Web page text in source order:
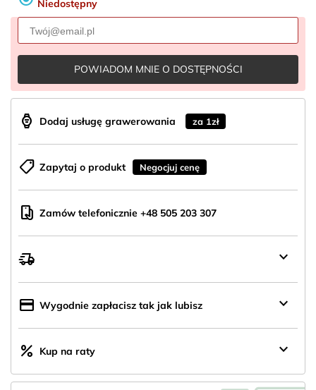
Niedostępny
POWIADOM MNIE O DOSTĘPNOŚCI
aod_watch Dodaj usługę grawerowania za 1zł
shoppingmode Zapytaj o produkt Negocjuj cenę
mobile_hand Zamów telefonicznie +48 505 203 307
delivery_truck_speed keyboard_arrow_down
credit_card Wygodnie zapłacisz tak jak lubisz keyboard_arrow_down
percent Kup na raty keyboard_arrow_down